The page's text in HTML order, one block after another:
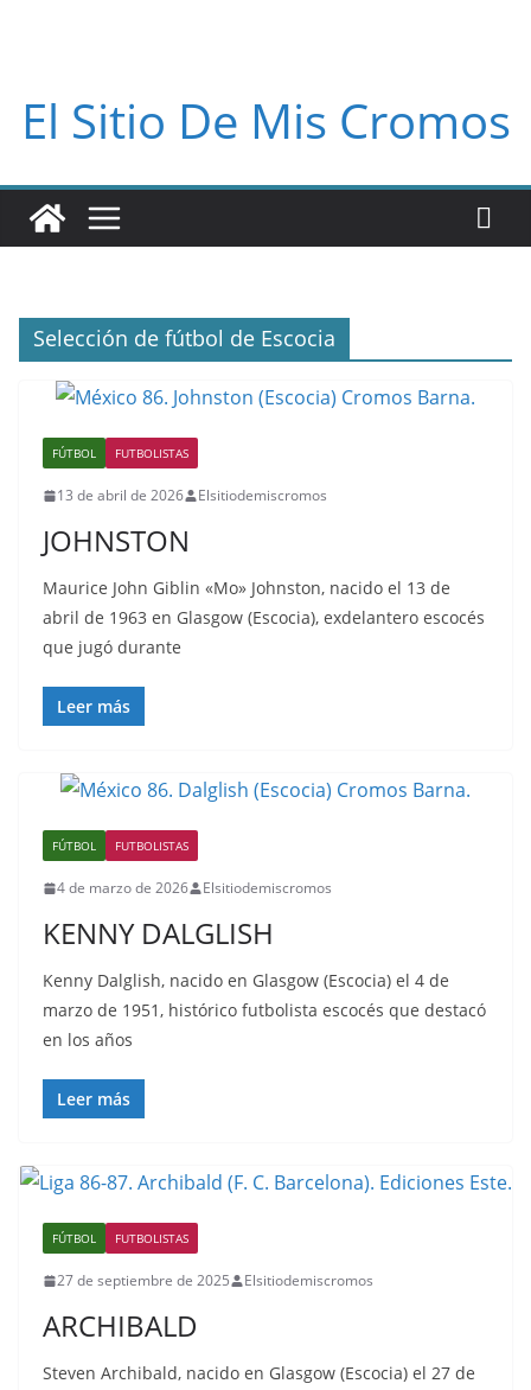
El Sitio De Mis Cromos
Selección de fútbol de Escocia
FÚTBOL FUTBOLISTAS
13 de abril de 2026 Elsitiodemiscromos
JOHNSTON
Maurice John Giblin «Mo» Johnston, nacido el 13 de
abril de 1963 en Glasgow (Escocia), exdelantero escocés
que jugó durante
Leer más
FÚTBOL FUTBOLISTAS
4 de marzo de 2026 Elsitiodemiscromos
KENNY DALGLISH
Kenny Dalglish, nacido en Glasgow (Escocia) el 4 de
marzo de 1951, histórico futbolista escocés que destacó
en los años
Leer más
FÚTBOL FUTBOLISTAS
27 de septiembre de 2025 Elsitiodemiscromos
ARCHIBALD
Steven Archibald, nacido en Glasgow (Escocia) el 27 de